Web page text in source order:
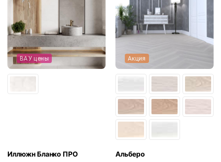
ВАУ цены
Иллюжн Бланко ПРО
Акция
Альберо